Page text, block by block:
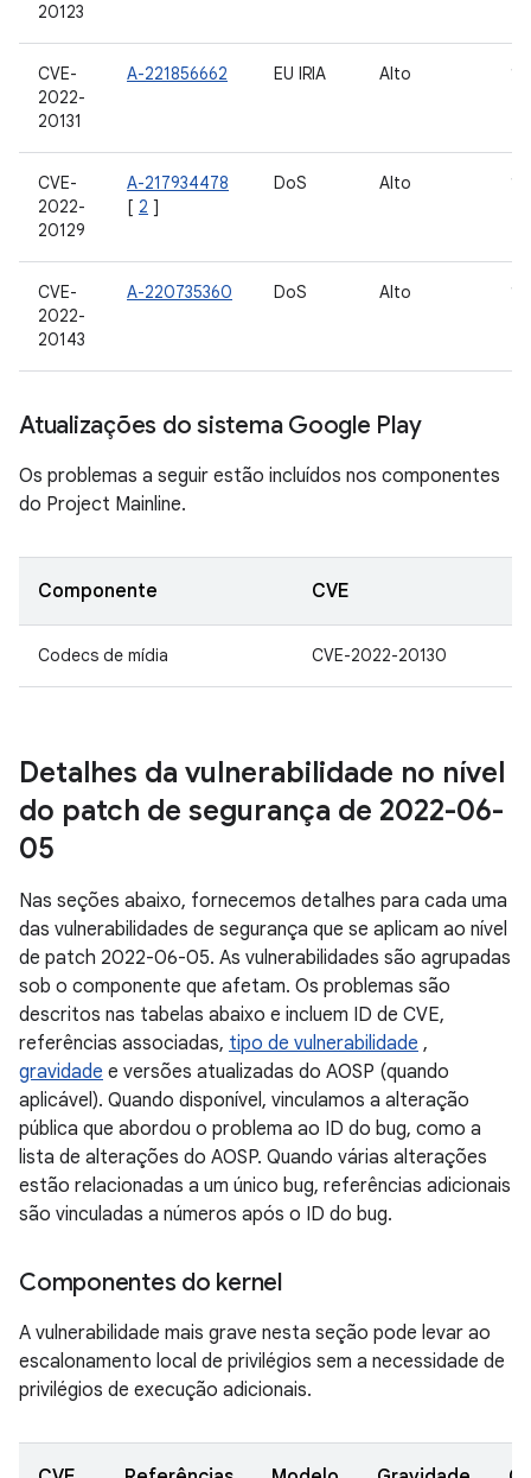
20123
CVE-
2022-
20131
A-221856662 EU IRIA Alto
CVE-
2022-
20129
A-217934478
[ 2 ]
DoS Alto
CVE-
2022-
20143
A-220735360 DoS Alto
Atualizações do sistema Google Play
Os problemas a seguir estão incluídos nos componentes
do Project Mainline.
Componente CVE
Codecs de mídia CVE-2022-20130
Detalhes da vulnerabilidade no nível
do patch de segurança de 2022-06-
05
Nas seções abaixo, fornecemos detalhes para cada uma
das vulnerabilidades de segurança que se aplicam ao nível
de patch 2022-06-05. As vulnerabilidades são agrupadas
sob o componente que afetam. Os problemas são
descritos nas tabelas abaixo e incluem ID de CVE,
referências associadas, tipo de vulnerabilidade ,
gravidade e versões atualizadas do AOSP (quando
aplicável). Quando disponível, vinculamos a alteração
pública que abordou o problema ao ID do bug, como a
lista de alterações do AOSP. Quando várias alterações
estão relacionadas a um único bug, referências adicionais
são vinculadas a números após o ID do bug.
Componentes do kernel
A vulnerabilidade mais grave nesta seção pode levar ao
escalonamento local de privilégios sem a necessidade de
privilégios de execução adicionais.